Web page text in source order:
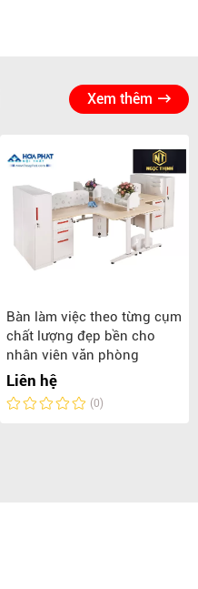
Xem thêm
Bàn làm việc theo từng cụm
chất lượng đẹp bền cho
nhân viên văn phòng
Liên hệ
(0)